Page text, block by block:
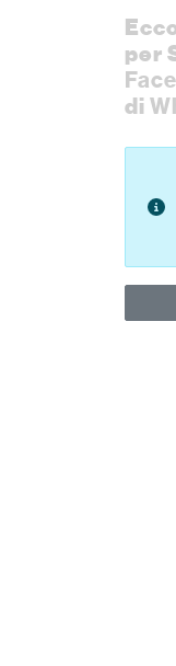
per
di